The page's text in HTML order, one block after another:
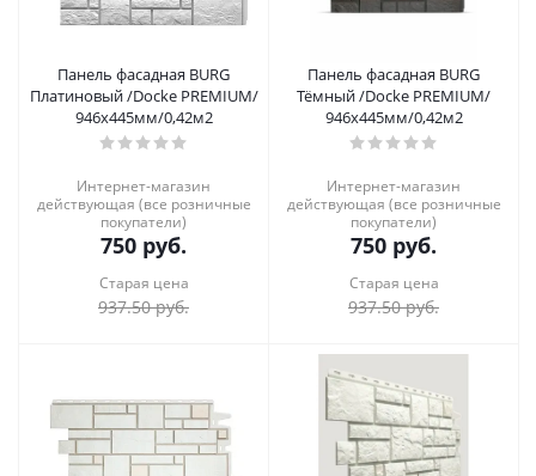
Панель фасадная BURG
Платиновый /Docke PREMIUM/
946х445мм/0,42м2
Интернет-магазин
действующая (все розничные
покупатели)
750 руб.
Старая цена
937.50руб.
Панель фасадная BURG
Тёмный /Docke PREMIUM/
946х445мм/0,42м2
Интернет-магазин
действующая (все розничные
покупатели)
750 руб.
Старая цена
937.50руб.